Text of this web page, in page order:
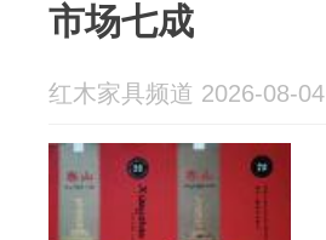
市场七成
红木家具频道 2026-08-04